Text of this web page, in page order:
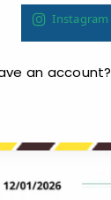
Instagram
an account?